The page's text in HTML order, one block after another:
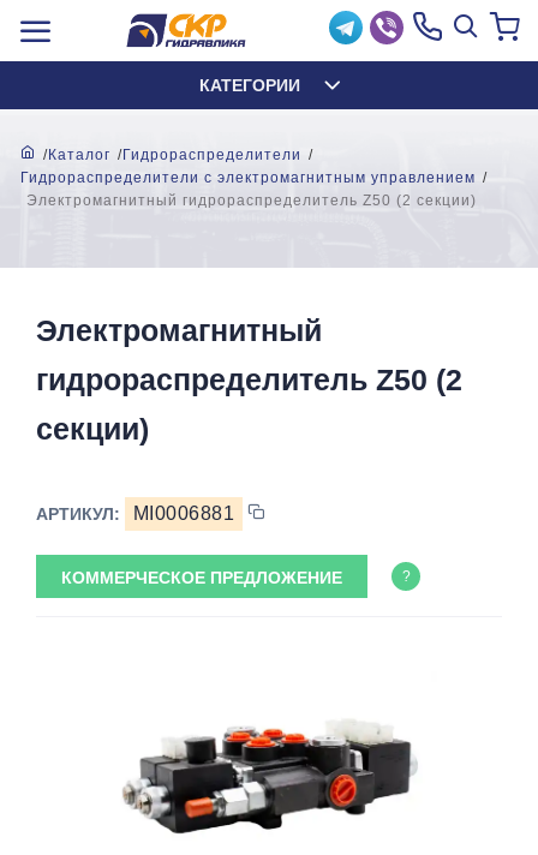
КАТЕГОРИИ
Каталог
Гидрораспределители
Гидрораспределители с электромагнитным управлением
Электромагнитный гидрораспределитель Z50 (2 секции)
Электромагнитный
гидрораспределитель Z50 (2
секции)
АРТИКУЛ: MI0006881
КОММЕРЧЕСКОЕ ПРЕДЛОЖЕНИЕ ?